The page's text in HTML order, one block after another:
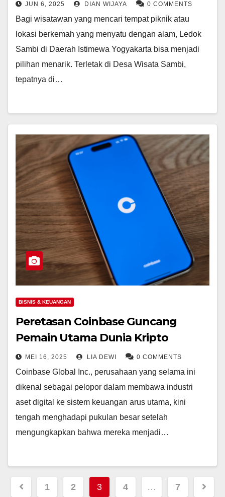
JUN 6, 2025 DIAN WIJAYA 0 COMMENTS
Bagi wisatawan yang mencari tempat piknik atau
lokasi berkemah yang menyatu dengan alam, Ledok
Sambi di Daerah Istimewa Yogyakarta bisa menjadi
pilihan menarik. Terletak di Desa Wisata Sambi,
tepatnya di…
BISNIS & KEUANGAN
Peretasan Coinbase Guncang
Pemain Utama Dunia Kripto
MEI 16, 2025 LIA DEWI 0 COMMENTS
Coinbase Global Inc., perusahaan yang selama ini
dikenal sebagai pelopor dalam membawa industri
aset digital ke sistem keuangan arus utama, kini
tengah menghadapi pukulan besar setelah
mengungkapkan bahwa mereka menjadi…
Paginasi
1 2 3 4 … 7